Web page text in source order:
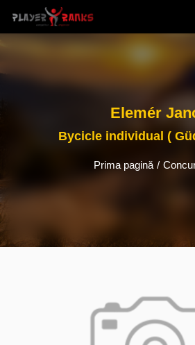
Elemér
Bycicle individual (
Prima pagină /